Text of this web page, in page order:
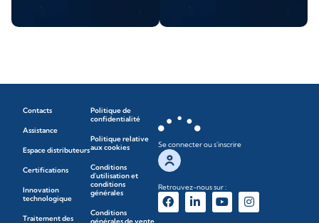
Contacts
Assistance
Espace distributeurs
Certifications
Innovation
technologique
Traitement des
Politique de
confidentialité
Politique relative
aux cookies
Conditions
d'utilisation et
conditions
générales
Conditions
Se connecter ou s'inscrire
Retrouvez-nous sur :